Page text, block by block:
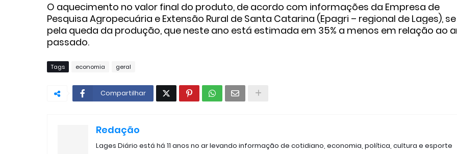
O aquecimento no valor final do produto, de acordo com informações da Empresa de
Pesquisa Agropecuária e Extensão Rural de Santa Catarina (Epagri – regional de Lages),
pela queda da produção, que neste ano está estimada em 35% a menos em relação ao
passado.
Tags economia geral
Compartilhar
Redação
Lages Diário está há 11 anos no ar levando informação de cotidiano, economia, política, cultura e esporte